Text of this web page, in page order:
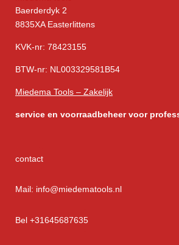
Baerderdyk 2
8835XA Easterlittens
KVK-nr: 78423155
BTW-nr: NL003329581B54
Miedema Tools – Zakelijk
service en voorraadbeheer voor
contact
Mail: info@miedematools.nl
Bel +31645687635